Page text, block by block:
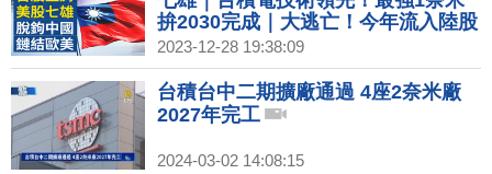
拚2030完成｜大逃亡！今年流入陸股
的外資近九成退場｜藝人西進風險高
外媒指五月天遭中共施壓
2023-12-28 19:38:09
台積台中二期擴廠通過 4座2奈米廠
2027年完工
2024-03-02 14:08:15